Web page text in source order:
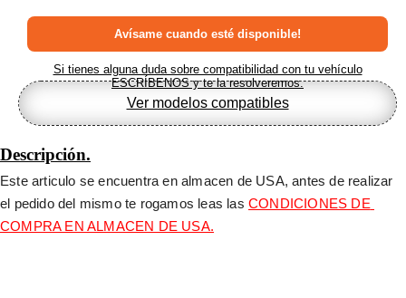
Si tienes alguna duda sobre compatibilidad con tu vehículo
ESCRÍBENOS y te la resolveremos.
Ver modelos compatibles
Descripción.
Este articulo se encuentra en almacen de USA, antes de realizar
el pedido del mismo te rogamos leas las CONDICIONES DE
COMPRA EN ALMACEN DE USA.